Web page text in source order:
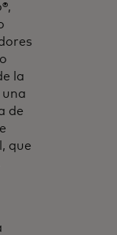
la
una
de
que